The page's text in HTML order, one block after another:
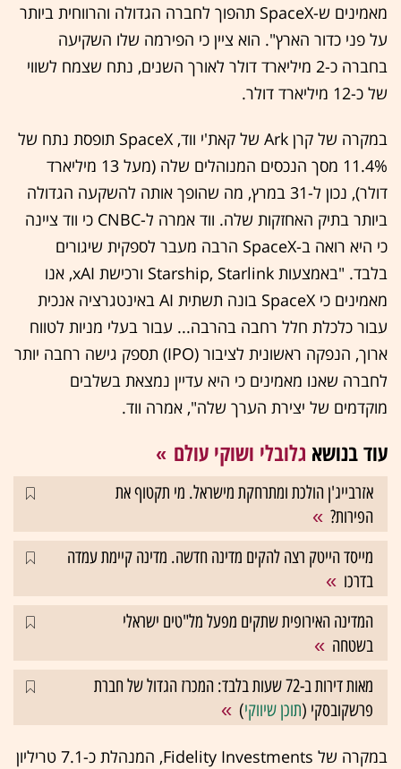
מאמינים ש-SpaceX תהפוך לחברה הגדולה והרווחית ביותר
על פני כדור הארץ". הוא ציין כי הפירמה שלו השקיעה
בחברה כ-2 מיליארד דולר לאורך השנים, נתח שצמח לשווי
של כ-12 מיליארד דולר.
במקרה של קרן Ark של קאת'י ווד, SpaceX תופסת נתח של
11.4% מסך הנכסים המנוהלים שלה (מעל 13 מיליארד
דולר), נכון ל-31 במרץ, מה שהופך אותה להשקעה הגדולה
ביותר בתיק האחזקות שלה. ווד אמרה ל-CNBC כי ווד ציינה
כי היא רואה ב-SpaceX הרבה מעבר לספקית שיגורים
בלבד. "באמצעות Starship, Starlink ורכישת xAI, אנו
מאמינים כי SpaceX בונה תשתית AI באינטגרציה אנכית
עבור כלכלת חלל רחבה בהרבה... עבור בעלי מניות לטווח
ארוך, הנפקה ראשונית לציבור (IPO) תספק גישה רחבה יותר
לחברה שאנו מאמינים כי היא עדיין נמצאת בשלבים
מוקדמים של יצירת הערך שלה", אמרה ווד.
עוד בנושא גלובלי ושוקי עולם
אזרבייג'ן הולכת ומתרחקת מישראל. מי תקטוף את
הפירות?
מייסד הייטק רצה להקים מדינה חדשה. מדינה קיימת עמדה
בדרכו
המדינה האירופית שתקים מפעל מל"טים ישראלי
בשטחה
מאות דירות ב-72 שעות בלבד: המכרז הגדול של חברת
פרשקובסקי (תוכן שיווקי)
במקרה של Fidelity Investments, המנהלת כ-7.1 טריליון